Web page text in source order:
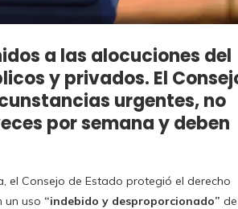
a las alocuciones del
y privados. El
urgentes, no
por semana y deben
el Consejo de Estado protegió el derecho
un uso “indebido y desproporcionado”